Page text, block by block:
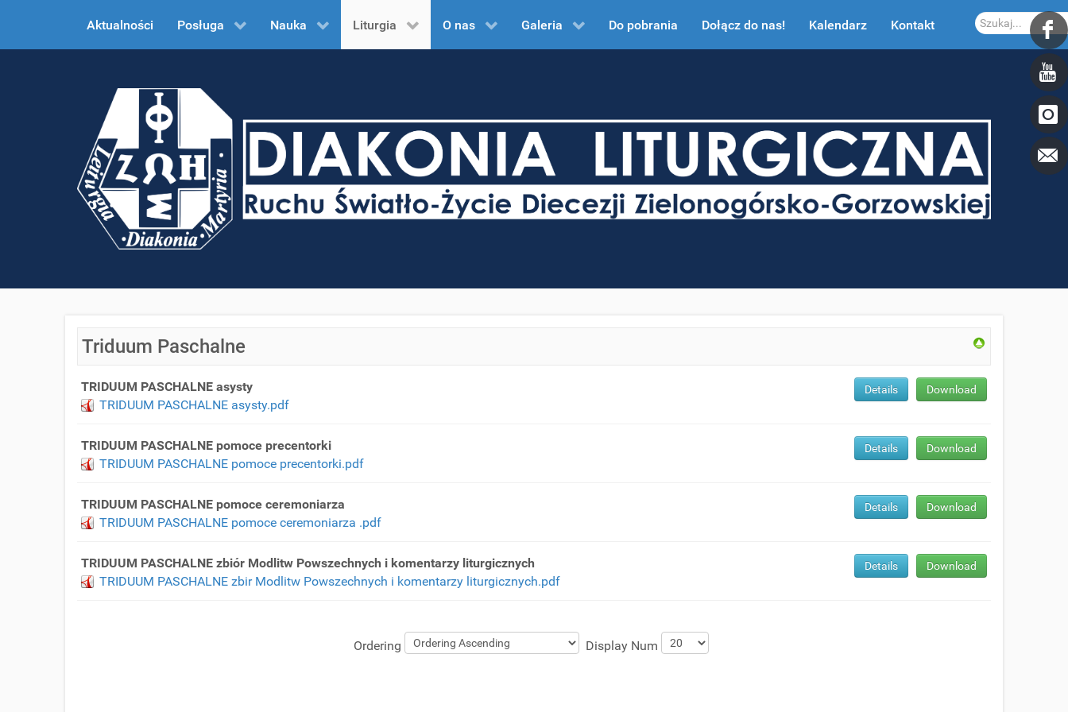
Aktualności Posługa Nauka Liturgia O nas Galeria Do pobrania Dołącz do nas! Kalendarz Kontakt Szukaj...
Triduum Paschalne
TRIDUUM PASCHALNE asysty
TRIDUUM PASCHALNE asysty.pdf
Download
Details
TRIDUUM PASCHALNE pomoce precentorki
TRIDUUM PASCHALNE pomoce precentorki.pdf
Download
Details
TRIDUUM PASCHALNE pomoce ceremoniarza
TRIDUUM PASCHALNE pomoce ceremoniarza .pdf
Download
Details
TRIDUUM PASCHALNE zbiór Modlitw Powszechnych i komentarzy liturgicznych
TRIDUUM PASCHALNE zbir Modlitw Powszechnych i komentarzy liturgicznych.pdf
Download
Details
Ordering Display Num